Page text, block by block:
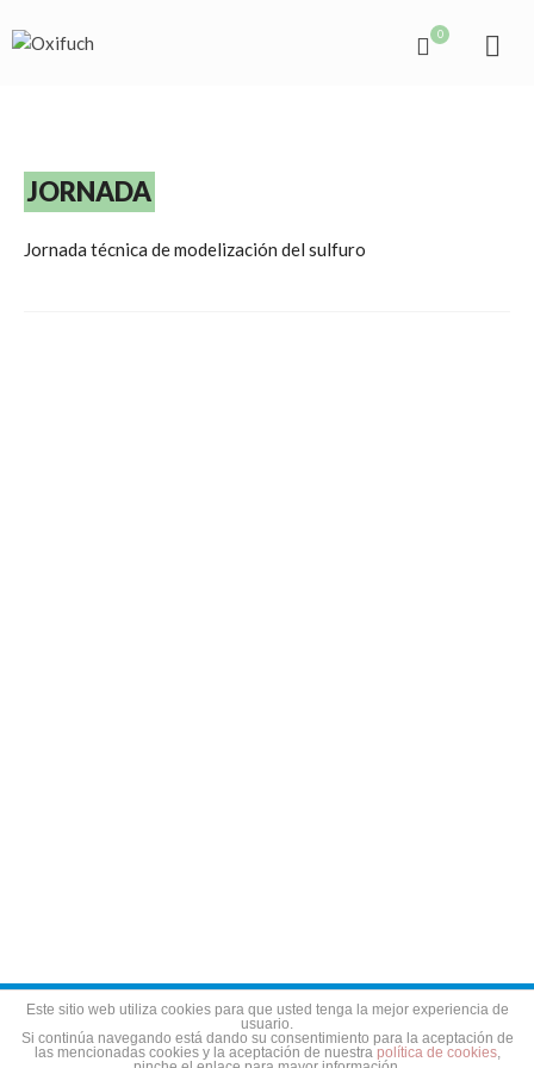
0
JORNADA
Jornada técnica de modelización del sulfuro
Aviso legal Política de privacidad Política de cookies
Este sitio web utiliza cookies para que usted tenga la mejor experiencia de
usuario.
Si continúa navegando está dando su consentimiento para la aceptación de
las mencionadas cookies y la aceptación de nuestra política de cookies,